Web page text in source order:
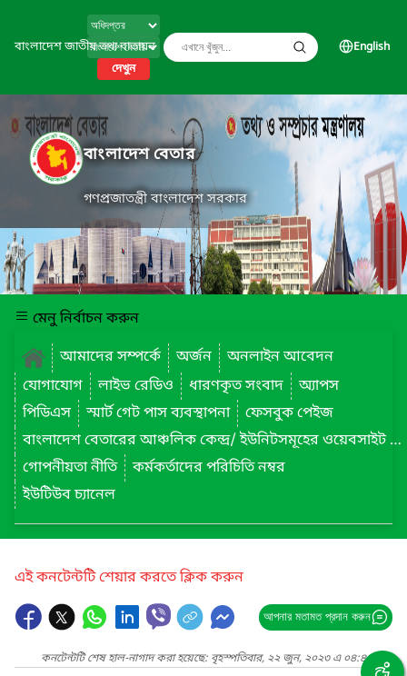
বাংলাদেশ জাতীয় তথ্য বাতায়ন
দেখুন
English
বাংলাদেশ বেতার
গণপ্রজাতন্ত্রী বাংলাদেশ সরকার
মেনু নির্বাচন করুন
আমাদের সম্পর্কে
অর্জন
অনলাইন আবেদন
যোগাযোগ
লাইভ রেডিও ধারণকৃত সংবাদ
অ্যাপস
পিডিএস
স্মার্ট গেট পাস ব্যবস্থাপনা
ফেসবুক পেইজ
বাংলাদেশ বেতারের আঞ্চলিক কেন্দ্র/ ইউনিটসমূহের ওয়েবসাইট লিংক
গোপনীয়তা নীতি
কর্মকর্তাদের পরিচিতি নম্বর
ইউটিউব চ্যানেল
এই কনটেন্টটি শেয়ার করতে ক্লিক করুন
আপনার মতামত প্রদান করুন
কনটেন্টটি শেষ হাল-নাগাদ করা হয়েছে: বৃহস্পতিবার, ২২ জুন, ২০২৩ এ ০৪:৪০ PM